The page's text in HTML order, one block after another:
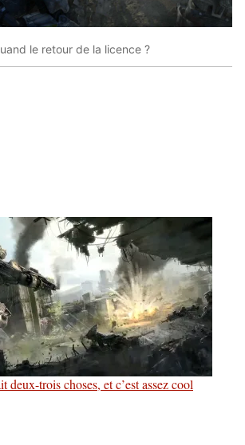
le retour de la licence ?
deux-trois choses, et c’est assez cool